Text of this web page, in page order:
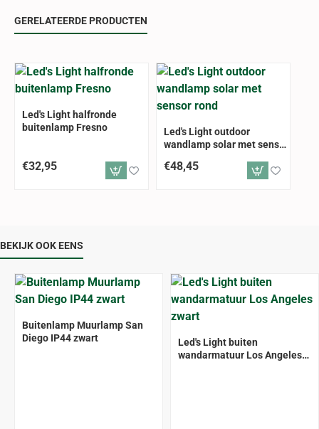
GERELATEERDE PRODUCTEN
Led's Light halfronde
buitenlamp Fresno
€32,95
Led's Light outdoor
wandlamp solar met sensor
€48,45
BEKIJK OOK EENS
Buitenlamp Muurlamp San
Diego IP44 zwart
Led's Light buiten
wandarmatuur Los Angeles